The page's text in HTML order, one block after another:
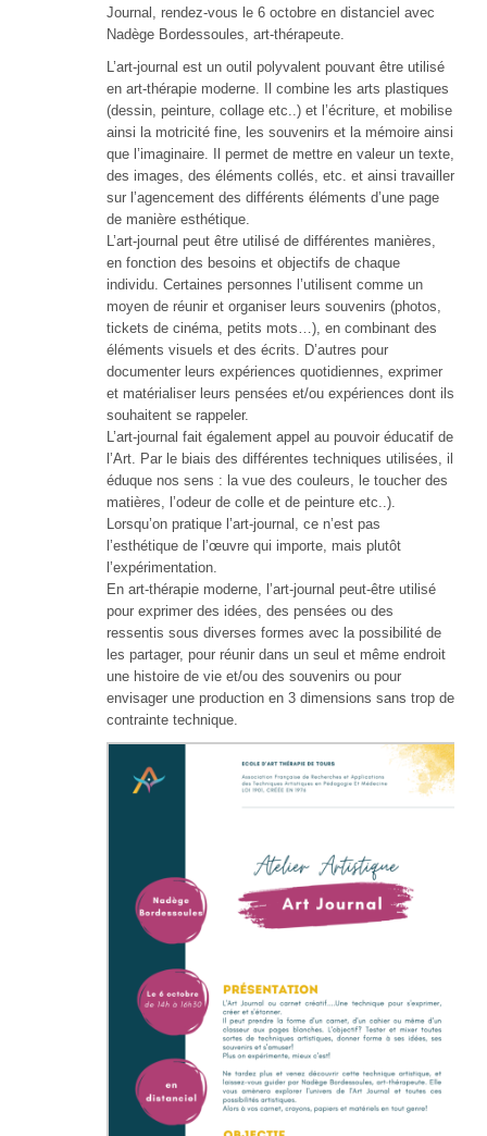
Journal, rendez-vous le 6 octobre en distanciel avec
Nadège Bordessoules, art-thérapeute.
L’art-journal est un outil polyvalent pouvant être utilisé
en art-thérapie moderne. Il combine les arts plastiques
(dessin, peinture, collage etc..) et l’écriture, et mobilise
ainsi la motricité fine, les souvenirs et la mémoire ainsi
que l’imaginaire. Il permet de mettre en valeur un texte,
des images, des éléments collés, etc. et ainsi travailler
sur l’agencement des différents éléments d’une page
de manière esthétique.
L’art-journal peut être utilisé de différentes manières,
en fonction des besoins et objectifs de chaque
individu. Certaines personnes l’utilisent comme un
moyen de réunir et organiser leurs souvenirs (photos,
tickets de cinéma, petits mots…), en combinant des
éléments visuels et des écrits. D’autres pour
documenter leurs expériences quotidiennes, exprimer
et matérialiser leurs pensées et/ou expériences dont ils
souhaitent se rappeler.
L’art-journal fait également appel au pouvoir éducatif de
l’Art. Par le biais des différentes techniques utilisées, il
éduque nos sens : la vue des couleurs, le toucher des
matières, l’odeur de colle et de peinture etc..).
Lorsqu’on pratique l’art-journal, ce n’est pas
l’esthétique de l’œuvre qui importe, mais plutôt
l’expérimentation.
En art-thérapie moderne, l’art-journal peut-être utilisé
pour exprimer des idées, des pensées ou des
ressentis sous diverses formes avec la possibilité de
les partager, pour réunir dans un seul et même endroit
une histoire de vie et/ou des souvenirs ou pour
envisager une production en 3 dimensions sans trop de
contrainte technique.